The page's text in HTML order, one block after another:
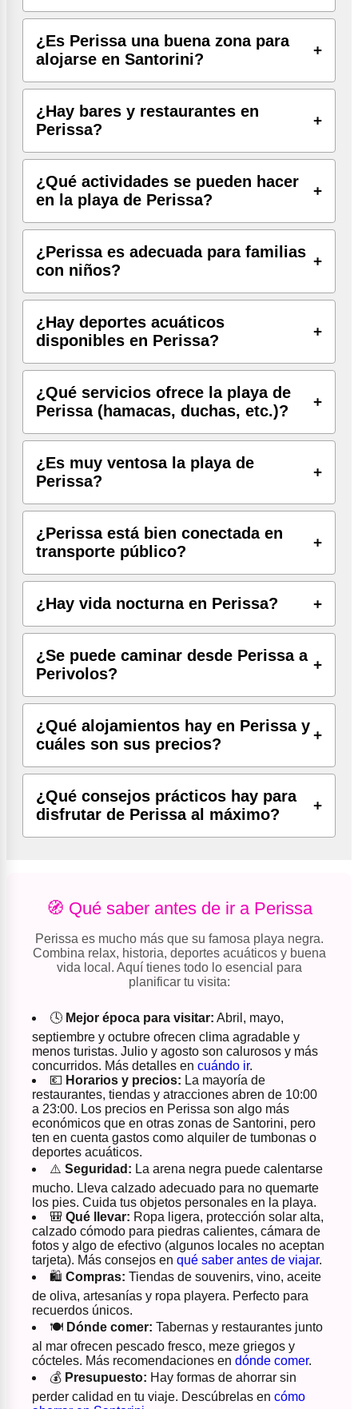
¿Es Perissa una buena zona para
alojarse en Santorini?
¿Hay bares y restaurantes en
Perissa?
¿Qué actividades se pueden hacer
en la playa de Perissa?
¿Perissa es adecuada para familias
con niños?
¿Hay deportes acuáticos
disponibles en Perissa?
¿Qué servicios ofrece la playa de
Perissa (hamacas, duchas, etc.)?
¿Es muy ventosa la playa de
Perissa?
¿Perissa está bien conectada en
transporte público?
¿Hay vida nocturna en Perissa?
¿Se puede caminar desde Perissa a
Perivolos?
¿Qué alojamientos hay en Perissa y
cuáles son sus precios?
¿Qué consejos prácticos hay para
disfrutar de Perissa al máximo?
🧭 Qué saber antes de ir a Perissa
Perissa es mucho más que su famosa playa negra.
Combina relax, historia, deportes acuáticos y buena
vida local. Aquí tienes todo lo esencial para
planificar tu visita:
🕓 Mejor época para visitar: Abril, mayo,
septiembre y octubre ofrecen clima agradable y
menos turistas. Julio y agosto son calurosos y más
concurridos. Más detalles en cuándo ir.
💶 Horarios y precios: La mayoría de
restaurantes, tiendas y atracciones abren de 10:00
a 23:00. Los precios en Perissa son algo más
económicos que en otras zonas de Santorini, pero
ten en cuenta gastos como alquiler de tumbonas o
deportes acuáticos.
⚠️ Seguridad: La arena negra puede calentarse
mucho. Lleva calzado adecuado para no quemarte
los pies. Cuida tus objetos personales en la playa.
🎒 Qué llevar: Ropa ligera, protección solar alta,
calzado cómodo para piedras calientes, cámara de
fotos y algo de efectivo (algunos locales no aceptan
tarjeta). Más consejos en qué saber antes de viajar.
🛍️ Compras: Tiendas de souvenirs, vino, aceite
de oliva, artesanías y ropa playera. Perfecto para
recuerdos únicos.
🍽️ Dónde comer: Tabernas y restaurantes junto
al mar ofrecen pescado fresco, meze griegos y
cócteles. Más recomendaciones en dónde comer.
💰 Presupuesto: Hay formas de ahorrar sin
perder calidad en tu viaje. Descúbrelas en cómo